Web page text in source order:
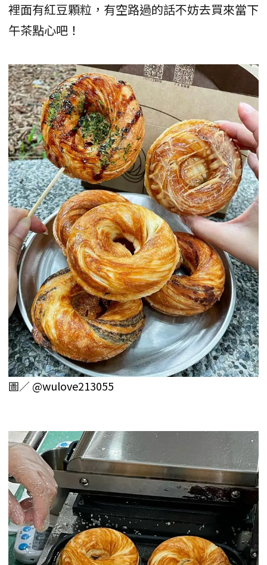
裡面有紅豆顆粒，有空路過的話不妨去買來當下
午茶點心吧！
圖／@wulove213055